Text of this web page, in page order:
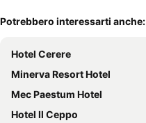
Potrebbero interessarti anche:
Hotel Cerere
Minerva Resort Hotel
Mec Paestum Hotel
Hotel Il Ceppo